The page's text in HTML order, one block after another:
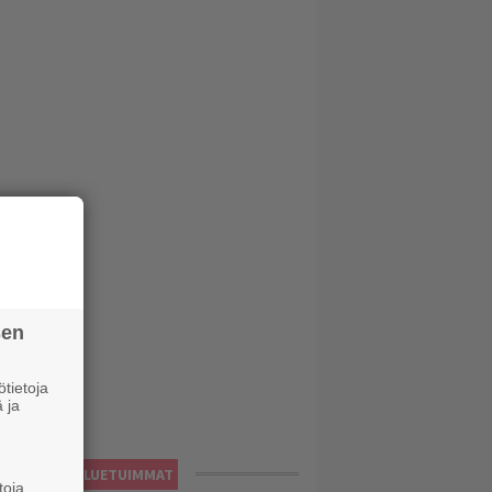
LUETUIMMAT
ja